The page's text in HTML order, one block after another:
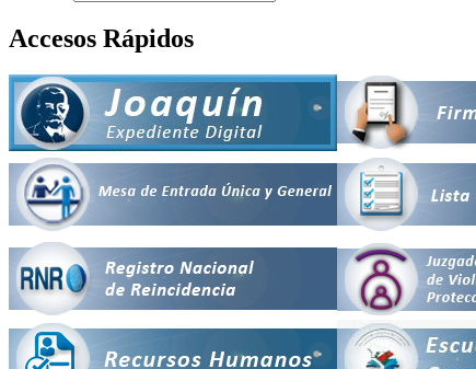
Accesos Rápidos